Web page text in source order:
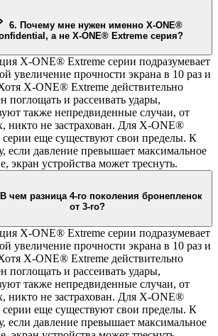
6. Почему мне нужен именно X-ONE®
а не X-ONE® Extreme серия?
X-ONE® Extreme серии подразумевает
увеличение прочности экрана в 10 раз и
X-ONE® Extreme действительно
поглощать и рассеивать удары,
также непредвиденные случаи, от
никто не застрахован. Для X-ONE®
серии еще существуют свои пределы. К
если давление превышает максимальное
экран устройства может треснуть.
от 3-го?
X-ONE® Extreme серии подразумевает
увеличение прочности экрана в 10 раз и
X-ONE® Extreme действительно
поглощать и рассеивать удары,
также непредвиденные случаи, от
никто не застрахован. Для X-ONE®
серии еще существуют свои пределы. К
если давление превышает максимальное